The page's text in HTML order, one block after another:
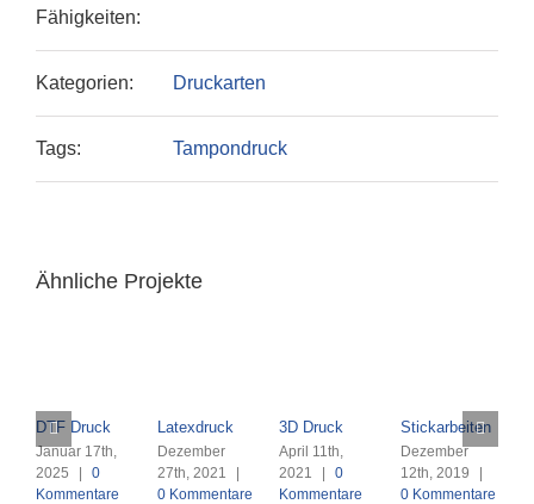
Fähigkeiten:
Kategorien: Druckarten
Tags: Tampondruck
Ähnliche Projekte
DTF Druck
Januar 17th,
2025
0
Kommentare
Latexdruck
Dezember
27th, 2021
0 Kommentare
3D Druck
April 11th,
2021
0
Kommentare
Stickarbeiten
Dezember
12th, 2019
0 Kommentare